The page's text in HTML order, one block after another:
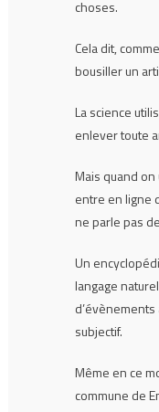
choses.
Cela dit,
bousiller un
La science
enlever toute
Mais quand
entre en ligne
ne parle pas
Un
langage
subjectif.
Même en ce
commune de